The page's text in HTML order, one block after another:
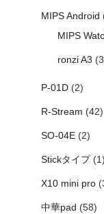
MIPS Android
MIPS
ronzi A3
P-01D(2)
R-Stream (42)
SO-04E(2)
Stickタイプ(1)
X10 mini pro
中華pad (58)